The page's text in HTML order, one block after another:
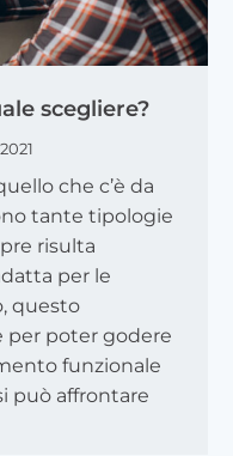
scegliere?
che c’è da
tante tipologie
risulta
per le
questo
poter godere
funzionale
può affrontare